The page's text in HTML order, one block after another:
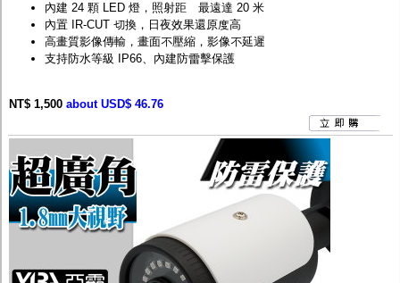
內建 24 顆 LED 燈，照射距離最遠達 20 米
內置 IR-CUT 切換，日夜效果還原度高
高畫質影像傳輸，畫面不壓縮，影像不延遲
支持防水等級 IP66、內建防雷擊保護
NT$ 1,500 about USD$ 46.76